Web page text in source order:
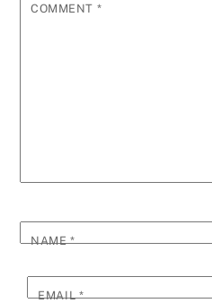
COMMENT *
NAME*
EMAIL*